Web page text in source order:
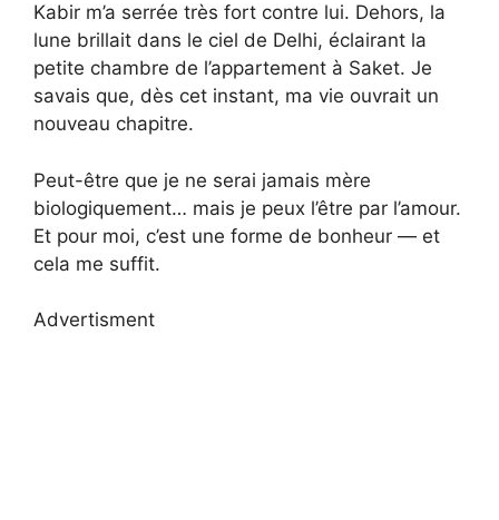
Kabir m’a serrée très fort contre lui. Dehors, la
lune brillait dans le ciel de Delhi, éclairant la
petite chambre de l’appartement à Saket. Je
savais que, dès cet instant, ma vie ouvrait un
nouveau chapitre.
Peut-être que je ne serai jamais mère
biologiquement… mais je peux l’être par l’amour.
Et pour moi, c’est une forme de bonheur — et
cela me suffit.
Advertisment